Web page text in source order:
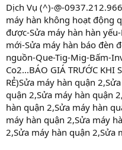
Dịch Vụ (^)-@-
máy hàn không hoạt động
được-Sửa máy hàn hàn
mới-Sửa máy hàn báo đèn
nguồn-Que-Tig-Mig-Bấm-
Co2...BÁO GIÁ TRƯỚC KHI
RẺ)Sửa máy hàn quận
quận 2,Sửa máy hàn quận
hàn quận 2,Sửa máy hàn
máy hàn quận 2,Sửa máy
2,Sửa máy hàn quận 2,Sửa